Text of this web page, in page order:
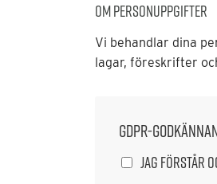
Om personuppgifter
Vi behandlar dina
lagar, föreskrifter
GDPR-
Jag förstår